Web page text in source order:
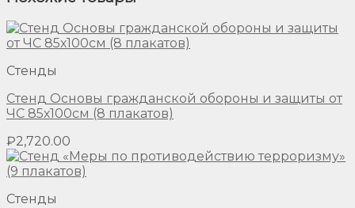
Стенды
Стенд Основы гражданской обороны и защиты от
ЧС 85х100см (8 плакатов)
₽2,720.00
Стенды